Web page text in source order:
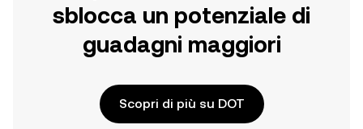
sblocca un potenziale di
guadagni maggiori
Scopri di più su DOT